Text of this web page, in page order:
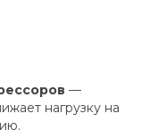
—
нагрузку на